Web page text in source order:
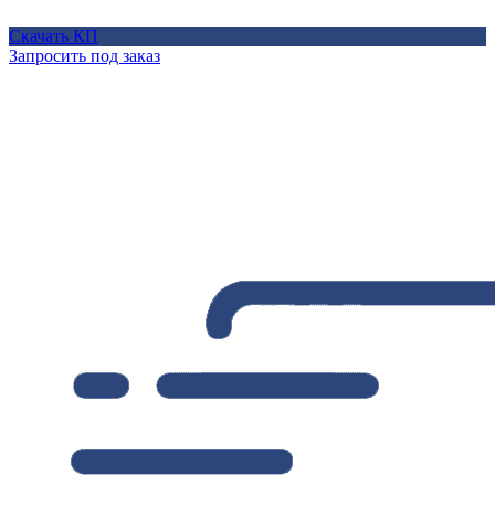
Скачать КП
Запросить под заказ